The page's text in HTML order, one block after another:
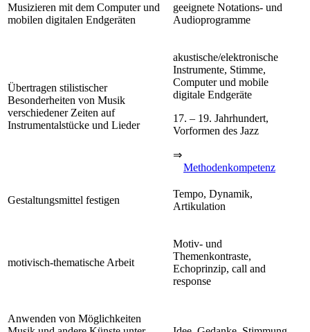
Musizieren mit dem Computer und
mobilen digitalen Endgeräten
geeignete Notations- und
Audioprogramme
Übertragen stilistischer
Besonderheiten von Musik
verschiedener Zeiten auf
Instrumentalstücke und Lieder
akustische/elektronische
Instrumente, Stimme,
Computer und mobile
digitale Endgeräte
17. – 19. Jahrhundert,
Vorformen des Jazz
⇒
Methodenkompetenz
Gestaltungsmittel festigen
Tempo, Dynamik,
Artikulation
motivisch-thematische Arbeit
Motiv- und
Themenkontraste,
Echoprinzip, call and
response
Anwenden von Möglichkeiten